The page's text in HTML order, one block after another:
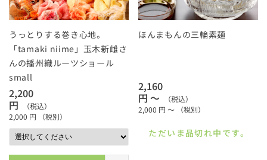
うっとりする巻き心地。
「tamaki niime」玉木新雌さ
んの播州織ルーツショール
small
2,200
円
（税込）
2,000 円 （税別）
ほんまもんの三輪素麺
2,160
円 ～
（税込）
2,000 円 ～ （税別）
ただいま品切れ中です。